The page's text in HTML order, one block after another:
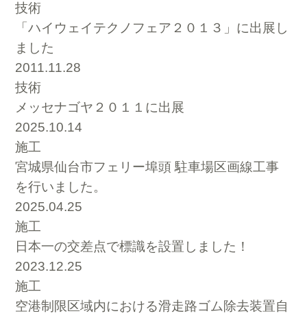
技術
「ハイウェイテクノフェア２０１３」に出展し
ました
2011.11.28
技術
メッセナゴヤ２０１１に出展
2025.10.14
施工
宮城県仙台市フェリー埠頭 駐車場区画線工事
を行いました。
2025.04.25
施工
日本一の交差点で標識を設置しました！
2023.12.25
施工
空港制限区域内における滑走路ゴム除去装置自